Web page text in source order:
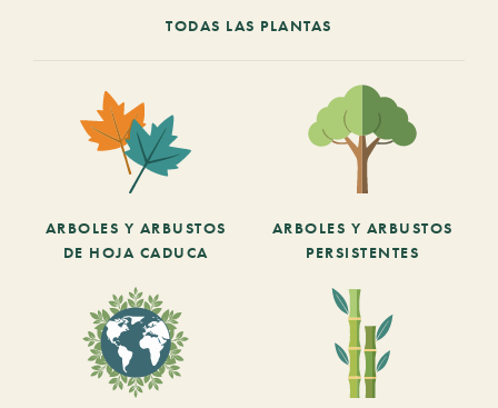
TODAS LAS PLANTAS
ARBOLES Y ARBUSTOS
DE HOJA CADUCA
ARBOLES Y ARBUSTOS
PERSISTENTES